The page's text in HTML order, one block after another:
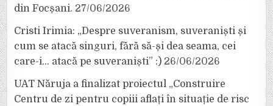
din Focșani. 27/06/2026
Cristi Irimia: „Despre suveranism, suveraniști și
cum se atacă singuri, fără să-și dea seama, cei
care-i… atacă pe suveraniști” :) 26/06/2026
UAT Năruja a finalizat proiectul „Construire
Centru de zi pentru copiii aflați în situație de risc